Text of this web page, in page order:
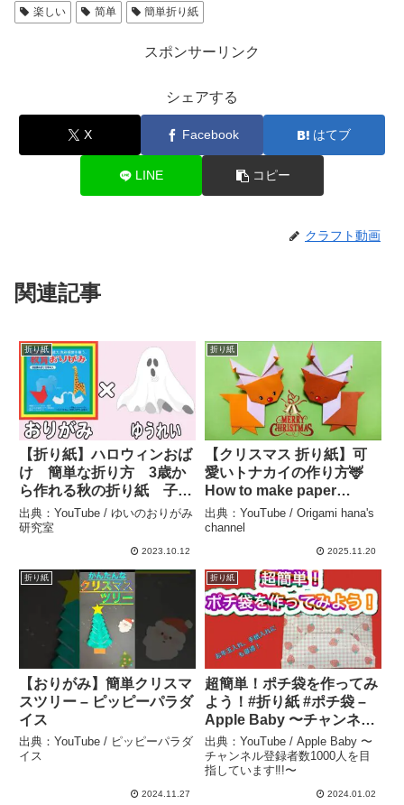
楽しい
简单 簡単折り紙
スポンサーリンク
シェアする
X Facebook はてブ
LINE コピー
クラフト動画
関連記事
折り紙
【折り紙】ハロウィンおば
け 簡単な折り方 3歳か
ら作れる秋の折り紙 子供
でも作れる作り方 10月の
折り紙【おりがみ】 – ゆい
のおりがみ研究室
出典：YouTube / ゆいのおりがみ
研究室
2023.10.12
折り紙
【クリスマス 折り紙】可
愛いトナカイの作り方🦌
How to make paper
Reindeer#圣诞节#鹿
#Christmas#トナカイ#馴
鹿#루돌프#簡単#おりがみ
Origami hana’s channel
出典：YouTube / Origami hana's
channel
2025.11.20
折り紙
【おりがみ】簡単クリスマ
スツリー – ピッピーパラダ
イス
出典：YouTube / ピッピーパラダ
イス
2024.11.27
折り紙
超簡単！ポチ袋を作ってみ
よう！#折り紙 #ポチ袋 –
Apple Baby 〜チャンネル
登録者数1000人を目指し
ています‼︎!〜
出典：YouTube / Apple Baby 〜
チャンネル登録者数1000人を目
指しています‼︎!〜
2024.01.02